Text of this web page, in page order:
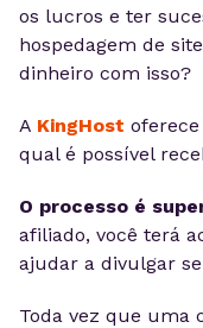
os lucros e ter
hospedagem de
dinheiro com isso?
A KingHost
qual é possível
O processo é
afiliado, você terá
ajudar a divulgar
Toda vez que uma